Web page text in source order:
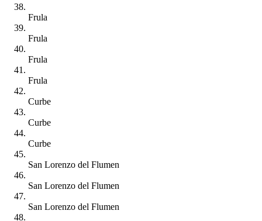
Frula
Frula
Frula
Frula
Curbe
Curbe
Curbe
San Lorenzo del Flumen
San Lorenzo del Flumen
San Lorenzo del Flumen